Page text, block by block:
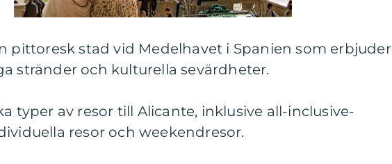
pittoresk stad vid Medelhavet i Spanien som erbjuder
stränder och kulturella sevärdheter.
typer av resor till Alicante, inklusive all-inclusive-
resor och weekendresor.